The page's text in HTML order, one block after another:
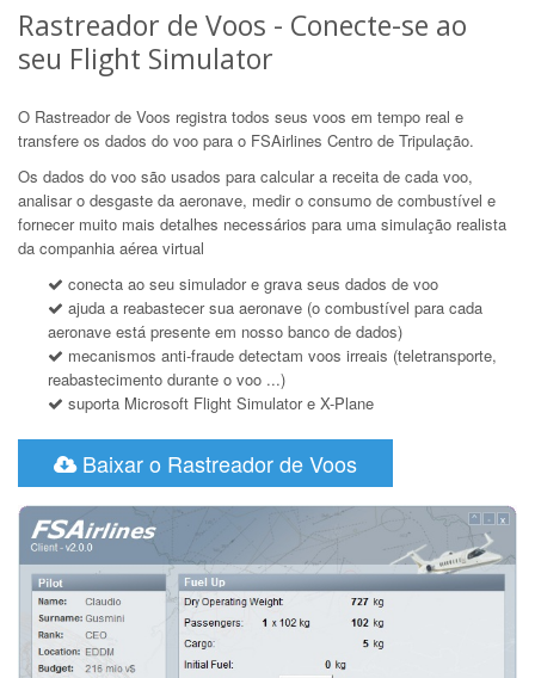
Rastreador de Voos - Conecte-se ao
seu Flight Simulator
O Rastreador de Voos registra todos seus voos em tempo real e
transfere os dados do voo para o FSAirlines Centro de Tripulação.
Os dados do voo são usados para calcular a receita de cada voo,
analisar o desgaste da aeronave, medir o consumo de combustível e
fornecer muito mais detalhes necessários para uma simulação realista
da companhia aérea virtual
conecta ao seu simulador e grava seus dados de voo
ajuda a reabastecer sua aeronave (o combustível para cada
aeronave está presente em nosso banco de dados)
mecanismos anti-fraude detectam voos irreais (teletransporte,
reabastecimento durante o voo ...)
suporta Microsoft Flight Simulator e X-Plane
Baixar o Rastreador de Voos